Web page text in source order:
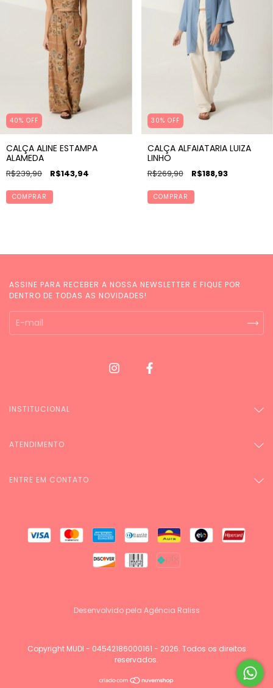
40% OFF
CALÇA ALINE ESTAMPA
ALAMEDA
R$239,90 R$143,94
COMPRAR
30% OFF
CALÇA ALFAIATARIA LUIZA
LINHO
R$269,90 R$188,93
COMPRAR
ASSINE PARA RECEBER A NOSSA NEWSLETTER E FIQUE POR
DENTRO DE TODAS AS NOVIDADES!
INSTITUCIONAL
ATENDIMENTO
ENTRE EM CONTATO
Desenvolvido pela Agência Raliss
Copyright MUDI - 04542186000161 - 2026. Todos os direitos
reservados.